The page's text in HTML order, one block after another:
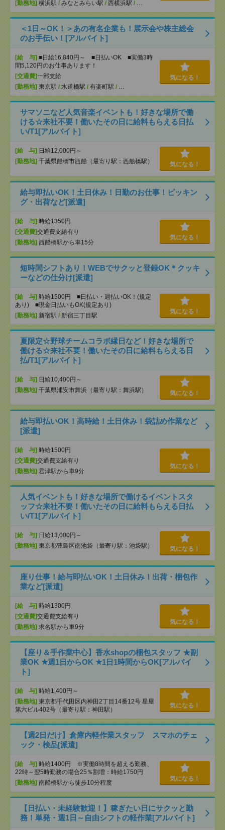
[勤務地] 横浜駅 / みなとみらい駅 / 西横浜駅 / …
＜1日～OK！＞あの有名企業も！展示会や株主総会
のお手伝い！[アルバイト]
[給 与] ■日給16,840円～ ■日払いOK ■実働3時
間5,120円のお仕事あります！
[交通費]一部支給
[勤務地] 東京駅 / 水道橋駅 / 有楽町駅 / …
気になる！
サマソニなど人気音楽イベントも！好きな場所で働
ける☆来社不要！働いたその日に給料もらえる日払
い/T1[アルバイト]
[給 与] 日給12,000円～
[勤務地] 千葉県船橋市西船（最寄り駅：西船橋駅） 気になる！
給与即払いOK！土日休み！日勤のお仕事！ピッキン
グ・出荷など[派遣]
[給 与] 時給1350円
[交通費]交通費支給有り
[勤務地] 西船橋駅から車15分
気になる！
短時間シフトあり！WEBでサクッと登録OK＊クッキ
ーなどの仕分け[派遣]
[給 与] 時給1500円 ■日払い・週払いOK！(規定
あり) ■現金日払いもOK(規定あり)
[勤務地] 新宿駅 / 新宿三丁目駅
気になる！
夏限定☆野球チームコラボ縁日など！好きな場所で
働ける☆来社不要！働いたその日に給料もらえる日
払/T1[アルバイト]
[給 与] 日給10,400円～
[勤務地] 千葉県浦安市舞浜（最寄り駅：舞浜駅） 気になる！
給与即払いOK！高時給！土日休み！袋詰め作業など
[派遣]
[給 与] 時給1500円
[交通費]交通費支給有り
[勤務地] 君津駅から車9分
気になる！
人気イベントも！好きな場所で働けるイベントスタ
ッフ☆来社不要！働いたその日に給料もらえる日払
い/T1[アルバイト]
[給 与] 日給13,000円～
[勤務地] 東京都豊島区南池袋（最寄り駅：池袋駅） 気になる！
座り仕事！給与即払いOK！土日休み！出荷・梱包作
業など[派遣]
[給 与] 時給1300円
[交通費]交通費支給有り
[勤務地] 求名駅から車9分
気になる！
【座り＆手作業中心】香水shopの梱包スタッフ ★副
業OK ★週1日からOK ★1日1時間からOK[アルバイ
ト]
[給 与] 時給1,400円～
[勤務地] 東京都千代田区内神田2丁目14番12号 星屋
第六ビル402号（最寄り駅：神田駅）
気になる！
【週2日だけ】倉庫内軽作業スタッフ スマホのチェ
ック・検品[派遣]
[給 与] 時給1400円 ※実働8時間を超える勤務、
22時～翌5時勤務の場合25％割増：時給1750円
[勤務地] 南船橋駅から徒歩10分程度
気になる！
【日払い・未経験歓迎！】稼ぎたい日にサクッと勤
務！単発・週1日～自由シフトの軽作業[アルバイト]